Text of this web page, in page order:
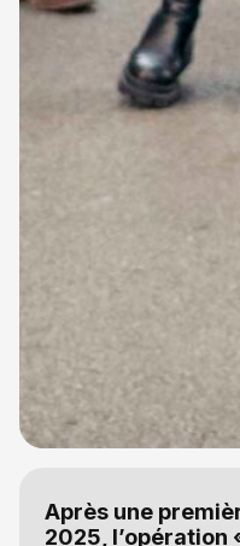
Après une
2025, l’opération